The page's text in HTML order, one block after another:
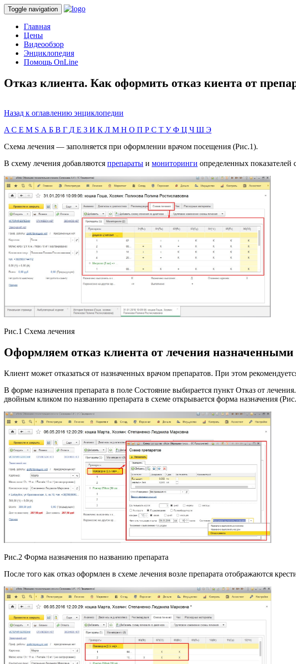
Toggle navigation
Главная
Цены
Видеообзор
Энциклопедия
Помощь OnLine
Отказ клиента. Как оформить отказ киента от
Назад к оглавлению энциклопедии
A C E M S А Б В Г Д Е З И К Л М Н О П Р С Т УФ Ц Ч Ш Э
Схема лечения — заполняется при оформлении врачом посещения (Рис.1).
В схему лечения добавляются препараты и мониторинги определенных показателей
Рис.1 Схема лечения
Оформляем отказ клиента от лечения
Клиент может отказаться от назначенных врачом препаратов. При этом
В форме назначения препарата в поле Состояние выбирается пункт Отказ от
двойным кликом по названию препарата в схеме открывается форма назначения
Рис.2 Форма назначения по названию препарата
После того как отказ оформлен в схеме лечения возле препарата отображаются